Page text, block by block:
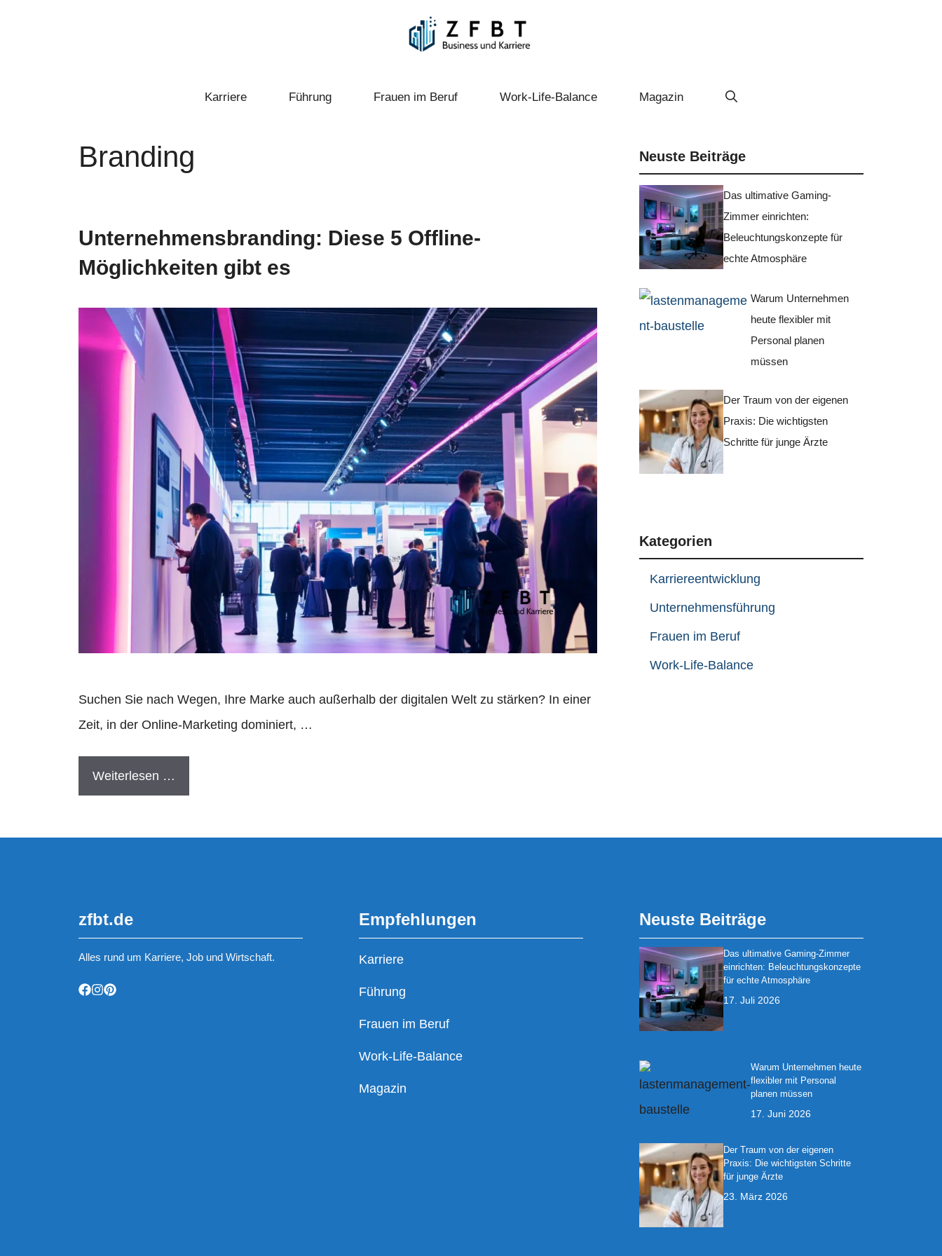
Karriere Führung Frauen im Beruf Work-Life-Balance Magazin
Branding
Unternehmensbranding: Diese 5 Offline-
Möglichkeiten gibt es
Suchen Sie nach Wegen, Ihre Marke auch außerhalb der digitalen Welt zu stärken? In einer
Zeit, in der Online-Marketing dominiert, …
Weiterlesen …
Neuste Beiträge
Das ultimative Gaming-
Zimmer einrichten:
Beleuchtungskonzepte für
echte Atmosphäre
Warum Unternehmen
heute flexibler mit
Personal planen
müssen
Der Traum von der eigenen
Praxis: Die wichtigsten
Schritte für junge Ärzte
Kategorien
Karriereentwicklung
Unternehmensführung
Frauen im Beruf
Work-Life-Balance
zfbt.de
Alles rund um Karriere, Job und Wirtschaft.
Empfehlungen
Karriere
Führung
Frauen im Beruf
Work-Life-Balance
Magazin
Neuste Beiträge
Das ultimative Gaming-Zimmer
einrichten: Beleuchtungskonzepte
für echte Atmosphäre
17. Juli 2026
Warum Unternehmen heute
flexibler mit Personal
planen müssen
17. Juni 2026
Der Traum von der eigenen
Praxis: Die wichtigsten Schritte
für junge Ärzte
23. März 2026